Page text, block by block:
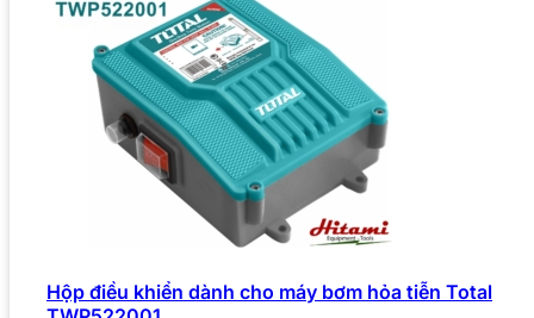
Hộp điều khiển dành cho máy bơm hỏa tiễn Total